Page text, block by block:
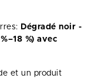
Dégradé noir -
%) avec
et un produit